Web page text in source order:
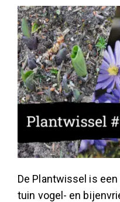
De Plantwissel is
tuin vogel- en